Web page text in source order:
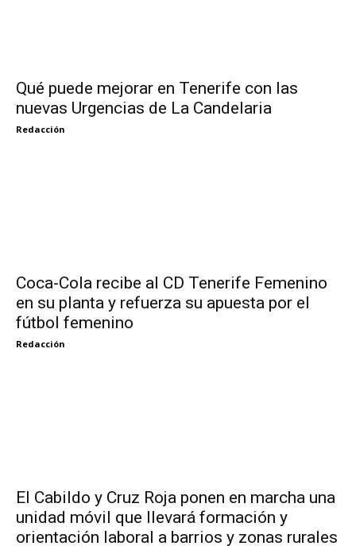
Qué puede mejorar en Tenerife con las
nuevas Urgencias de La Candelaria
Redacción
Coca-Cola recibe al CD Tenerife Femenino
en su planta y refuerza su apuesta por el
fútbol femenino
Redacción
El Cabildo y Cruz Roja ponen en marcha una
unidad móvil que llevará formación y
orientación laboral a barrios y zonas rurales